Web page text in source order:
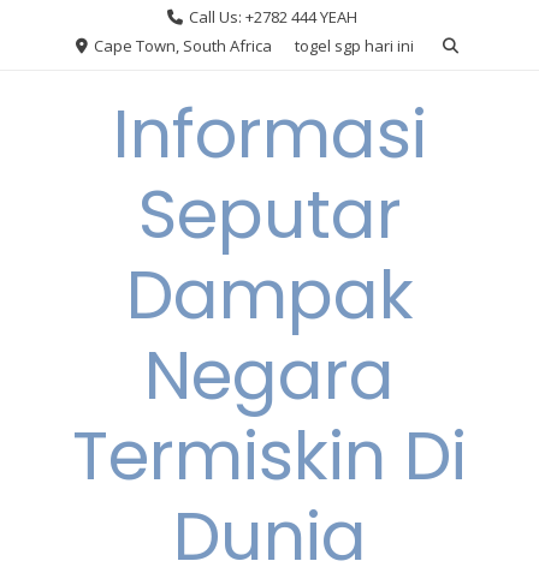
Call Us: +2782 444 YEAH
Cape Town, South Africa
togel sgp hari ini
Informasi
Seputar
Dampak
Negara
Termiskin Di
Dunia